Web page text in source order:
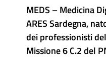
MEDS – Medicina
ARES Sardegna,
dei professionisti
Missione 6 C.2 del